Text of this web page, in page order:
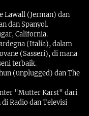
Lawall (Jerman) dan
dan Spanyol.
California.
(Italia), dalam
(Sasseri), di mana
terbaik.
(unplugged) dan The
"Mutter Karst" dari
Radio dan Televisi